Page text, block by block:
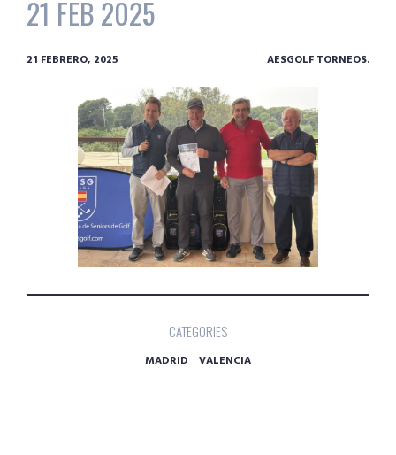
21 FEB 2025
21 FEBRERO, 2025 AESGOLF TORNEOS.
CATEGORIES
MADRID VALENCIA